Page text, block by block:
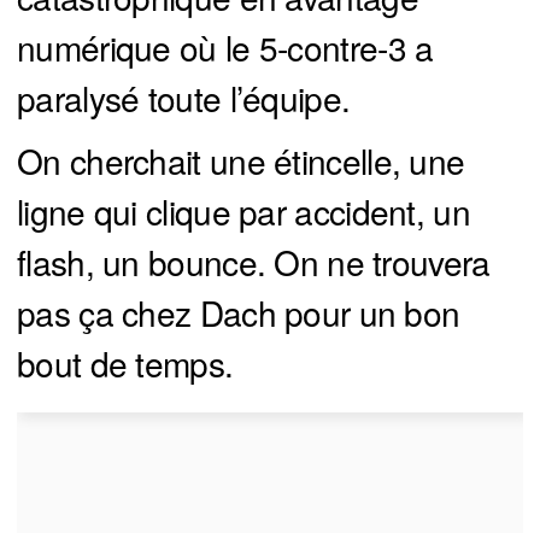
numérique où le 5-contre-3 a
paralysé toute l’équipe.
On cherchait une étincelle, une
ligne qui clique par accident, un
flash, un bounce. On ne trouvera
pas ça chez Dach pour un bon
bout de temps.